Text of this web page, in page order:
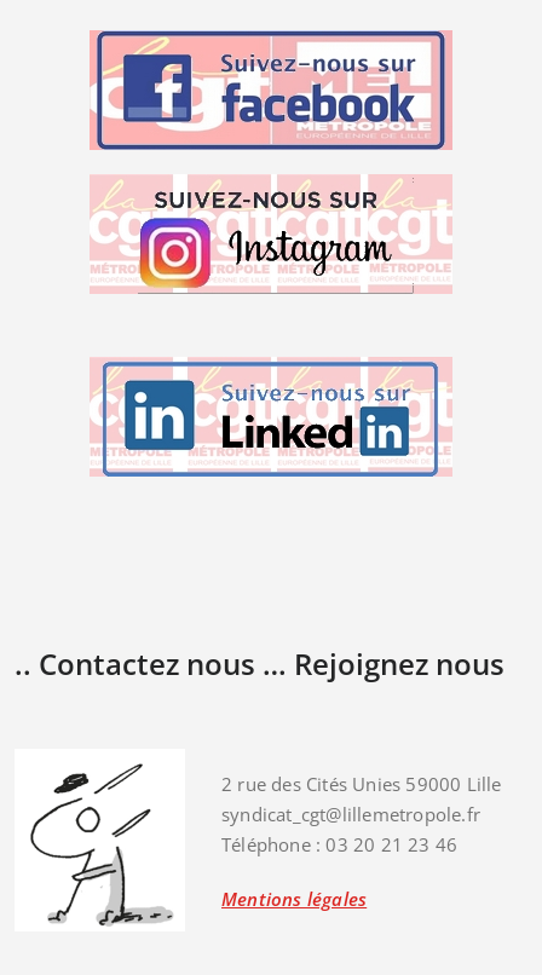
.. Contactez nous … Rejoignez nous
2 rue des Cités Unies 59000 Lille
syndicat_cgt@lillemetropole.fr
Téléphone : 03 20 21 23 46
Mentions légales